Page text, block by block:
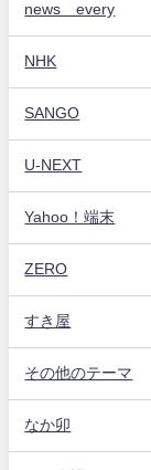
news every
NHK
SANGO
U-NEXT
Yahoo！端末
ZERO
すき屋
その他のテーマ
なか卯